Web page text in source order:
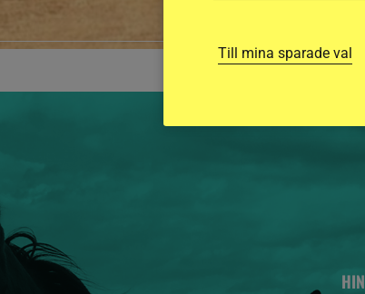
Till mina sparade val